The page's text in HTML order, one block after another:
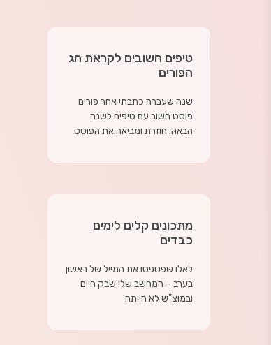
טיפים חשובים לקראת חג
הפורים
שנה שעברה כתבתי אחר פורים
פוסט חשוב עם טיפים לשנה
הבאה. חוזרת ומביאה את הפוסט
מתכונים קלים לימים
כבדים
לאלו שפספסו את המייל של ראשון
בערב – המחשב שלי שבק חיים
ובמוצ"ש לא הייתה